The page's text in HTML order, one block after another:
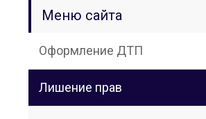
Меню сайта
Оформление ДТП
Лишение прав